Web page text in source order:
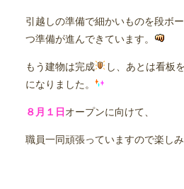
引越しの準備で細かいものを段ボ
つ準備が進んできています。
もう建物は完成
し、あとは看板
になりました。
８月１日 オープンに向けて、
職員一同頑張っていますので楽しみ